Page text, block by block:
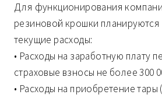
Для функционирования
резиновой крошки
текущие расходы:
• Расходы на заработную плату
страховые взносы не более 300
• Расходы на приобретение